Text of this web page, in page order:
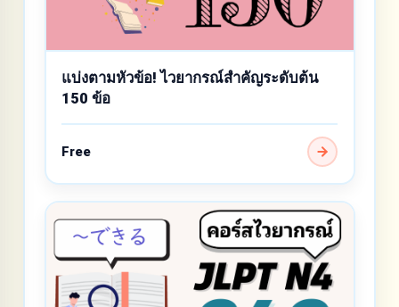
แบ่งตามหัวข้อ! ไวยากรณ์สำคัญระดับต้น
150 ข้อ
Free